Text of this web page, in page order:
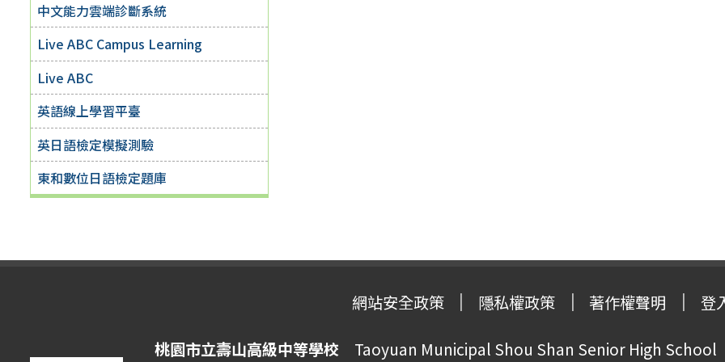
中文能力雲端診斷系統
Live ABC Campus Learning
Live ABC
英語線上學習平臺
英日語檢定模擬測驗
東和數位日語檢定題庫
網站安全政策 隱私權政策 著作權聲明 登
桃園市立壽山高級中等學校 Taoyuan Municipal Shou Shan Senior High School